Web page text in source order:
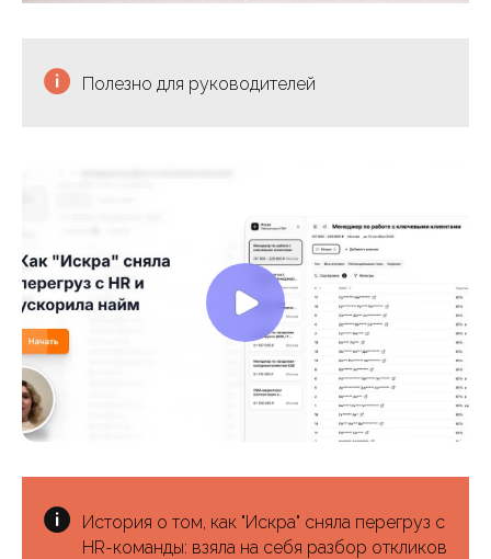
Полезно для руководителей
История о том, как "Искра" сняла перегруз с
HR-команды: взяла на себя разбор откликов